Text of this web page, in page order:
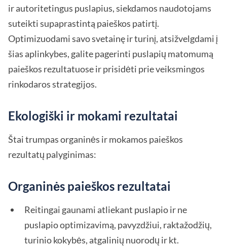
ir autoritetingus puslapius, siekdamos naudotojams
suteikti supaprastintą paieškos patirtį.
Optimizuodami savo svetainę ir turinį, atsižvelgdami į
šias aplinkybes, galite pagerinti puslapių matomumą
paieškos rezultatuose ir prisidėti prie veiksmingos
rinkodaros strategijos.
Ekologiški ir mokami rezultatai
Štai trumpas organinės ir mokamos paieškos
rezultatų palyginimas:
Organinės paieškos rezultatai
Reitingai gaunami atliekant puslapio ir ne
puslapio optimizavimą, pavyzdžiui, raktažodžių,
turinio kokybės, atgalinių nuorodų ir kt.